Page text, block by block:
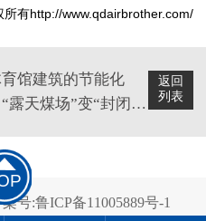
所有http://www.qdairbrother.com/
返回
列表
馆建筑的节能化
煤场”变“封闭煤仓”
号:鲁ICP备11005889号-1